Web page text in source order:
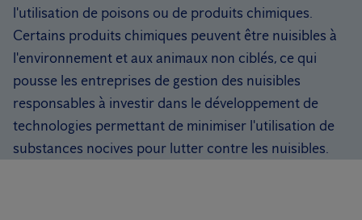
l'utilisation de poisons ou de produits chimiques.
Certains produits chimiques peuvent être nuisibles à
l'environnement et aux animaux non ciblés, ce qui
pousse les entreprises de gestion des nuisibles
responsables à investir dans le développement de
technologies permettant de minimiser l'utilisation de
substances nocives pour lutter contre les nuisibles.